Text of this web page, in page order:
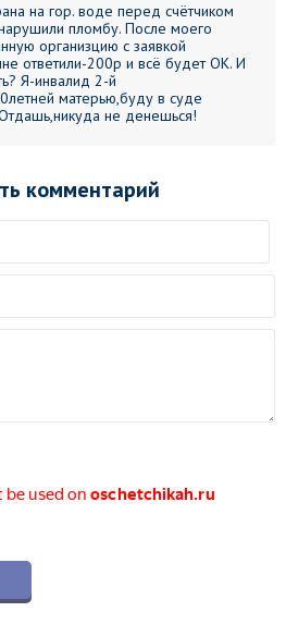
на гор. воде перед счётчиком
пломбу. После моего
организцию с заявкой
ответили-200р и всё будет ОК. И
Я-инвалид 2-й
матерью,буду в суде
не денешься!
комментарий